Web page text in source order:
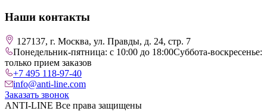
Наши контакты
127137, г. Москва, ул. Правды, д. 24, стр. 7
Понедельник-пятница: с 10:00 до 18:00Суббота-воскресенье:
только прием заказов
+7 495 118-97-40
info@anti-line.com
Заказать звонок
ANTI-LINE Все права защищены